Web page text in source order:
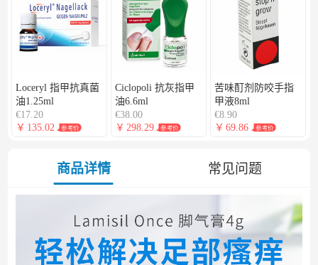
Loceryl 指甲抗真菌
油1.25ml
€17.20
￥ 135.02 参考价
Ciclopoli 抗灰指甲
油6.6ml
€38.00
￥ 298.29 参考价
苦味酊剂防咬手指
甲液8ml
€8.90
￥ 69.86 参考价
商品详情 常见问题